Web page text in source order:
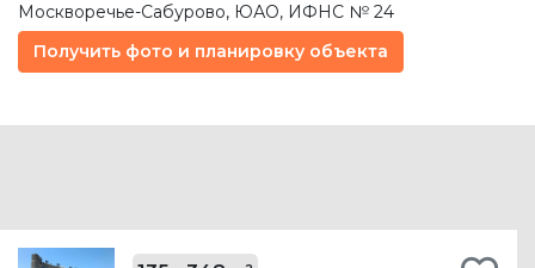
Москворечье-Сабурово, ЮАО, ИФНС № 24
Получить фото и планировку объекта